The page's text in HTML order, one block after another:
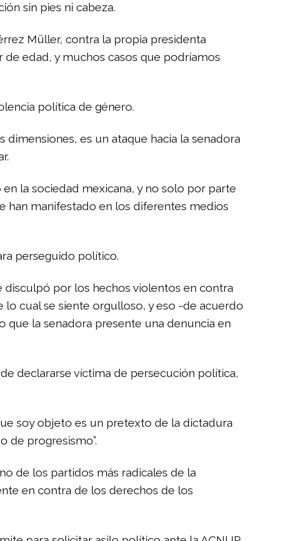
sin pies ni cabeza.
Müller, contra la propia presidenta
edad, y muchos casos que podríamos
política de género.
es un ataque hacia la senadora
la sociedad mexicana, y no solo por parte
han manifestado en los diferentes medios
perseguido político.
por los hechos violentos en contra
cual se siente orgulloso, y eso -de acuerdo
que la senadora presente una denuncia en
declararse víctima de persecución política,
soy objeto es un pretexto de la dictadura
de progresismo”.
de los partidos más radicales de la
en contra de los derechos de los